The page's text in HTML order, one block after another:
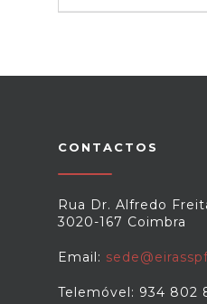
CONTACTOS
Rua Dr. Alfredo
3020-167 Coimbra
Email:
Telemóvel: 934 802